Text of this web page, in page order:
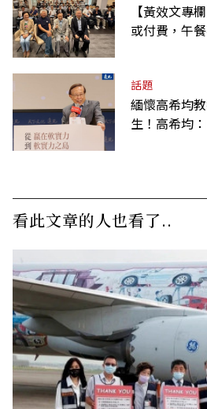
【黃效文專
或付費，午餐
話題
緬懷高希均
生！高希均
看此文章的人也看了..